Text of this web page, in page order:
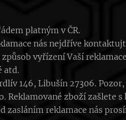
platným v ČR.
nás nejdříve
vyřízení Vaší
atd.
146, Libušín 27306.
zboží zašlete
zasláním reklamace nás